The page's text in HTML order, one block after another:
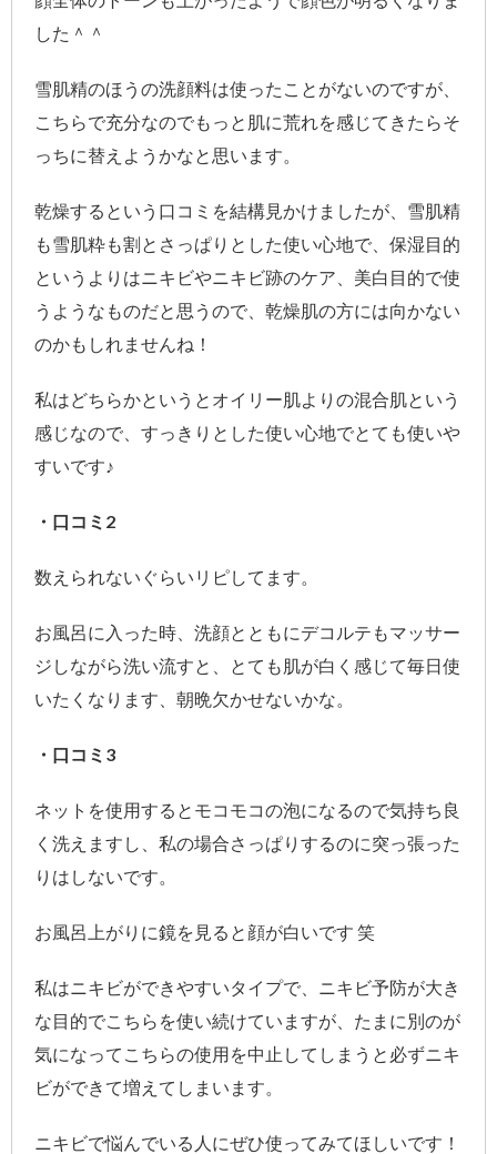
した＾＾
雪肌精のほうの洗顔料は使ったことがないのですが、
こちらで充分なのでもっと肌に荒れを感じてきたらそ
っちに替えようかなと思います。
乾燥するという口コミを結構見かけましたが、雪肌精
も雪肌粋も割とさっぱりとした使い心地で、保湿目的
というよりはニキビやニキビ跡のケア、美白目的で使
うようなものだと思うので、乾燥肌の方には向かない
のかもしれませんね！
私はどちらかというとオイリー肌よりの混合肌という
感じなので、すっきりとした使い心地でとても使いや
すいです♪
・口コミ2
数えられないぐらいリピしてます。
お風呂に入った時、洗顔とともにデコルテもマッサー
ジしながら洗い流すと、とても肌が白く感じて毎日使
いたくなります、朝晩欠かせないかな。
・口コミ3
ネットを使用するとモコモコの泡になるので気持ち良
く洗えますし、私の場合さっぱりするのに突っ張った
りはしないです。
お風呂上がりに鏡を見ると顔が白いです 笑
私はニキビができやすいタイプで、ニキビ予防が大き
な目的でこちらを使い続けていますが、たまに別のが
気になってこちらの使用を中止してしまうと必ずニキ
ビができて増えてしまいます。
ニキビで悩んでいる人にぜひ使ってみてほしいです！